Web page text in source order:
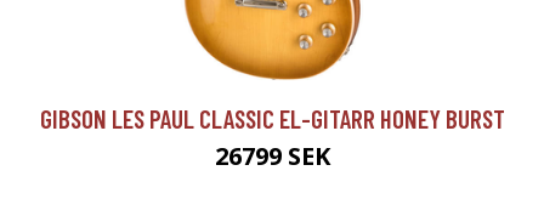
GIBSON LES PAUL CLASSIC EL-GITARR HONEY BURST
26799 SEK